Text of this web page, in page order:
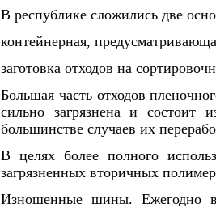
В республике сложились две
контейнерная,
заготовка отходов на
Большая часть отходов
сильно загрязнена и состоит
большинстве случаев их
В целях более полного
загрязненных вторичных
Изношенные шины. Ежегодно